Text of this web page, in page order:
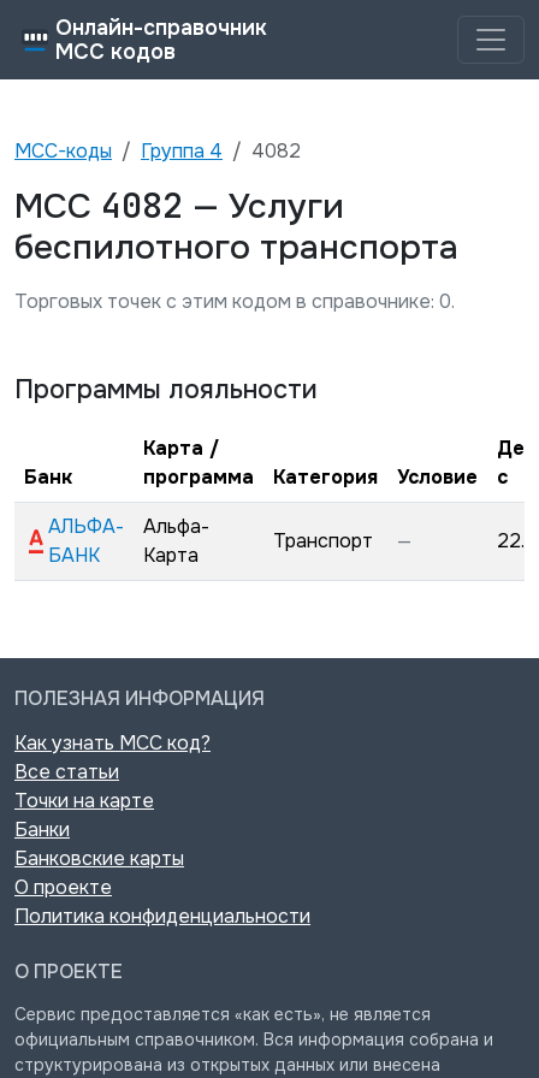
Онлайн-справочник
MCC кодов
MCC-коды Группа 4 4082
MCC 4082 — Услуги
беспилотного транспорта
Торговых точек с этим кодом в справочнике: 0.
Программы лояльности
Банк
Карта /
программа
Категория Условие
с
АЛЬФА-
БАНК
Альфа-
Карта
Транспорт —
ПОЛЕЗНАЯ ИНФОРМАЦИЯ
Как узнать MCC код?
Все статьи
Точки на карте
Банки
Банковские карты
О проекте
Политика конфиденциальности
О ПРОЕКТЕ
Сервис предоставляется «как есть», не является
официальным справочником. Вся информация собрана и
структурирована из открытых данных или внесена